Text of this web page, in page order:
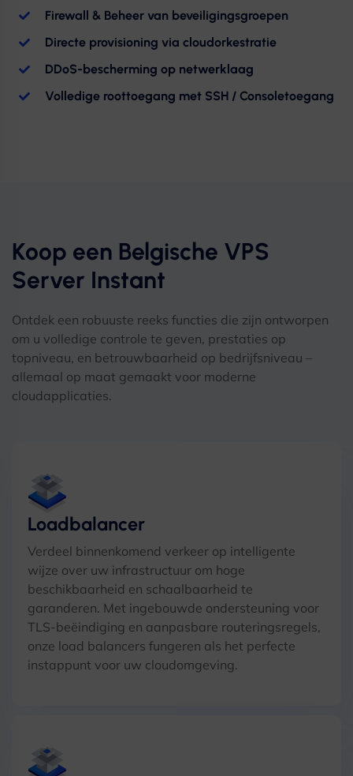
Firewall & Beheer van beveiligingsgroepen
Directe provisioning via cloudorkestratie
DDoS-bescherming op netwerklaag
Volledige roottoegang met SSH / Consoletoegang
Koop een Belgische VPS
Server Instant
Ontdek een robuuste reeks functies die zijn ontworpen
om u volledige controle te geven, prestaties op
topniveau, en betrouwbaarheid op bedrijfsniveau –
allemaal op maat gemaakt voor moderne
cloudapplicaties.
Loadbalancer
Verdeel binnenkomend verkeer op intelligente
wijze over uw infrastructuur om hoge
beschikbaarheid en schaalbaarheid te
garanderen. Met ingebouwde ondersteuning voor
TLS-beëindiging en aanpasbare routeringsregels,
onze load balancers fungeren als het perfecte
instappunt voor uw cloudomgeving.